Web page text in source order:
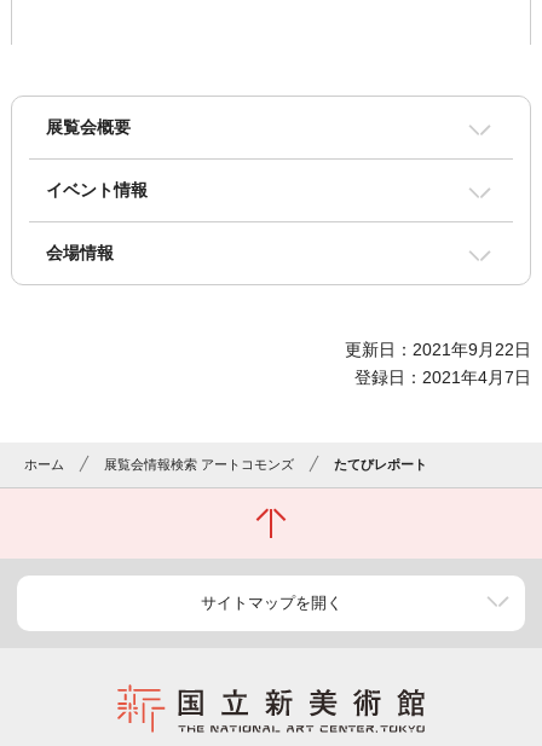
展覧会概要
イベント情報
会場情報
更新日：2021年9月22日
登録日：2021年4月7日
ホーム 展覧会情報検索 アートコモンズ たてびレポート
サイトマップを開く